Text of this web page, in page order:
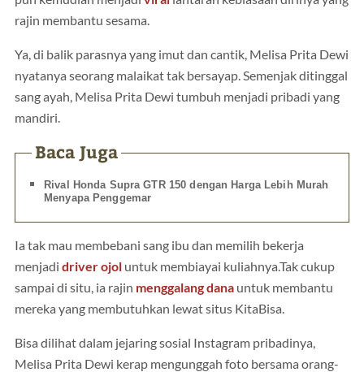
rajin membantu sesama.
Ya, di balik parasnya yang imut dan cantik, Melisa Prita Dewi
nyatanya seorang malaikat tak bersayap. Semenjak ditinggal
sang ayah, Melisa Prita Dewi tumbuh menjadi pribadi yang
mandiri.
Baca Juga
Rival Honda Supra GTR 150 dengan Harga Lebih Murah
Menyapa Penggemar
Ia tak mau membebani sang ibu dan memilih bekerja
menjadi driver ojol untuk membiayai kuliahnya.Tak cukup
sampai di situ, ia rajin menggalang dana untuk membantu
mereka yang membutuhkan lewat situs KitaBisa.
Bisa dilihat dalam jejaring sosial Instagram pribadinya,
Melisa Prita Dewi kerap mengunggah foto bersama orang-